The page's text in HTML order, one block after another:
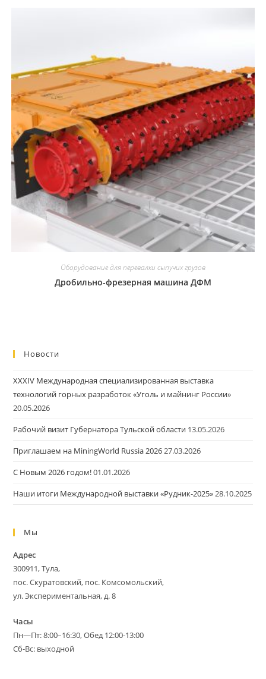
Оборудование для перевалки сыпучих грузов
Дробильно-фрезерная машина ДФМ
Новости
XXXIV Международная специализированная выставка
технологий горных разработок «Уголь и майнинг России»
20.05.2026
Рабочий визит Губернатора Тульской области 13.05.2026
Приглашаем на MiningWorld Russia 202627.03.2026
С Новым 2026 годом!01.01.2026
Наши итоги Международной выставки «Рудник-2025»28.10.2025
Мы
Адрес
300911, Тула,
пос. Скуратовский, пос. Комсомольский,
ул. Экспериментальная, д. 8
Часы
Пн—Пт: 8:00–16:30, Обед 12:00-13:00
Сб-Вс: выходной